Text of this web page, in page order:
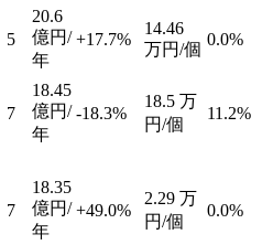
5
20.6
億円/
年
+17.7%
14.46
万円/個
0.0%
7
18.45
億円/
年
-18.3%
18.5 万
円/個
11.2%
7
18.35
億円/
年
+49.0%
2.29 万
円/個
0.0%